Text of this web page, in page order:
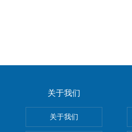
关于我们
关于我们